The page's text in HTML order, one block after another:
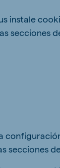
instale
secciones
secciones